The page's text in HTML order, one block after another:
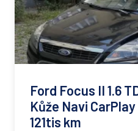
Ford Focus II 1.6
Kůže Navi
121tis km